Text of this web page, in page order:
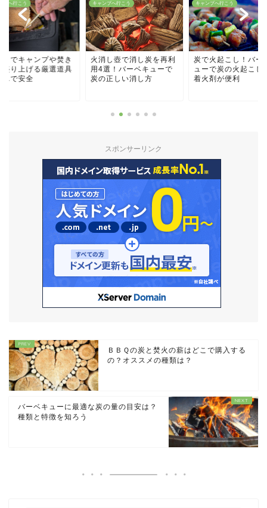
ャンプへ行こう
消し壺で消し炭を再利
4選！バーベキューで
の正しい消し方
キャンプへ行こう
炭で火起こし！バーベキ
ューで炭の火起こしには
着火剤が便利
キャンプへ行こう
バーベキューに最
の量の目安は？種
徴を知ろう
スポンサーリンク
ＢＢＱの炭と焚火の薪はどこで購入する
の？オススメの種類は？
バーベキューに最適な炭の量の目安は？
種類と特徴を知ろう